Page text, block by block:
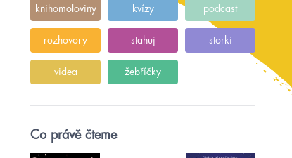
knihomoloviny kvízy podcast
rozhovory stahuj storki
videa žebříčky
Co právě čteme